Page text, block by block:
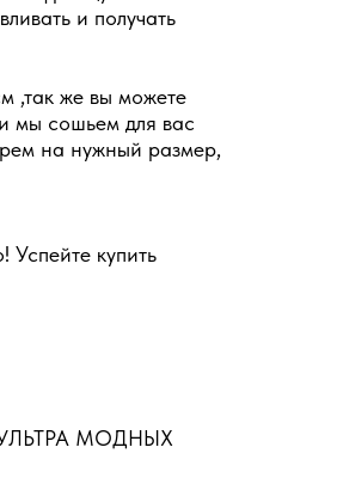
и получать
,так же вы можете
мы сошьем для вас
на нужный размер,
купить
УЛЬТРА МОДНЫХ